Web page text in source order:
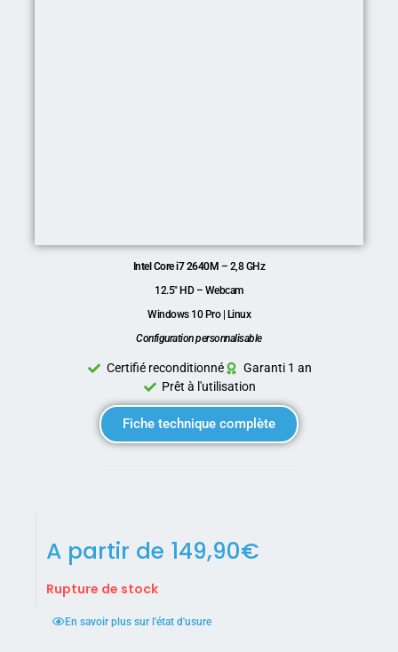
Intel Core i7 2640M – 2,8 GHz
12.5″ HD – Webcam
Windows 10 Pro | Linux
Configuration personnalisable
Certifié reconditionné
Garanti 1 an
Prêt à l'utilisation
Fiche technique complète
A partir de 149,90€
Rupture de stock
En savoir plus sur l'état d'usure